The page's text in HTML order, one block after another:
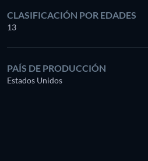
CLASIFICACIÓN POR EDADES
13
PAÍS DE PRODUCCIÓN
Estados Unidos